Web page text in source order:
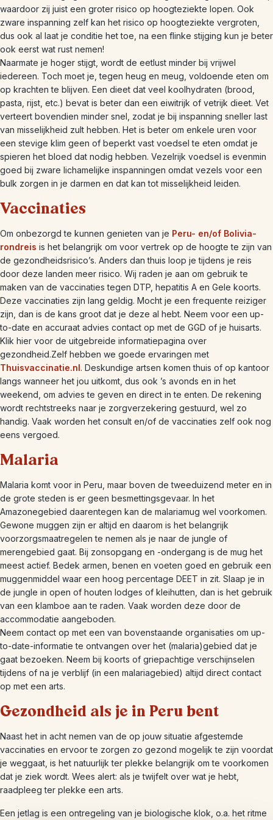
waardoor zij juist een groter risico op hoogteziekte lopen. Ook
zware inspanning zelf kan het risico op hoogteziekte vergroten,
dus ook al laat je conditie het toe, na een flinke stijging kun je beter
ook eerst wat rust nemen!
Naarmate je hoger stijgt, wordt de eetlust minder bij vrijwel
iedereen. Toch moet je, tegen heug en meug, voldoende eten om
op krachten te blijven. Een dieet dat veel koolhydraten (brood,
pasta, rijst, etc.) bevat is beter dan een eiwitrijk of vetrijk dieet. Vet
verteert bovendien minder snel, zodat je bij inspanning sneller last
van misselijkheid zult hebben. Het is beter om enkele uren voor
een stevige klim geen of beperkt vast voedsel te eten omdat je
spieren het bloed dat nodig hebben. Vezelrijk voedsel is evenmin
goed bij zware lichamelijke inspanningen omdat vezels voor een
bulk zorgen in je darmen en dat kan tot misselijkheid leiden.
Vaccinaties
Om onbezorgd te kunnen genieten van je Peru- en/of Bolivia-
rondreis is het belangrijk om voor vertrek op de hoogte te zijn van
de gezondheidsrisico’s. Anders dan thuis loop je tijdens je reis
door deze landen meer risico. Wij raden je aan om gebruik te
maken van de vaccinaties tegen DTP, hepatitis A en Gele koorts.
Deze vaccinaties zijn lang geldig. Mocht je een frequente reiziger
zijn, dan is de kans groot dat je deze al hebt. Neem voor een up-
to-date en accuraat advies contact op met de GGD of je huisarts.
Klik hier voor de uitgebreide informatiepagina over
gezondheid.Zelf hebben we goede ervaringen met
Thuisvaccinatie.nl. Deskundige artsen komen thuis of op kantoor
langs wanneer het jou uitkomt, dus ook ’s avonds en in het
weekend, om advies te geven en direct in te enten. De rekening
wordt rechtstreeks naar je zorgverzekering gestuurd, wel zo
handig. Vaak worden het consult en/of de vaccinaties zelf ook nog
eens vergoed.
Malaria
Malaria komt voor in Peru, maar boven de tweeduizend meter en in
de grote steden is er geen besmettingsgevaar. In het
Amazonegebied daarentegen kan de malariamug wel voorkomen.
Gewone muggen zijn er altijd en daarom is het belangrijk
voorzorgsmaatregelen te nemen als je naar de jungle of
merengebied gaat. Bij zonsopgang en -ondergang is de mug het
meest actief. Bedek armen, benen en voeten goed en gebruik een
muggenmiddel waar een hoog percentage DEET in zit. Slaap je in
de jungle in open of houten lodges of kleihutten, dan is het gebruik
van een klamboe aan te raden. Vaak worden deze door de
accommodatie aangeboden.
Neem contact op met een van bovenstaande organisaties om up-
to-date-informatie te ontvangen over het (malaria)gebied dat je
gaat bezoeken. Neem bij koorts of griepachtige verschijnselen
tijdens of na je verblijf (in een malariagebied) altijd direct contact
op met een arts.
Gezondheid als je in Peru bent
Naast het in acht nemen van de op jouw situatie afgestemde
vaccinaties en ervoor te zorgen zo gezond mogelijk te zijn voordat
je weggaat, is het natuurlijk ter plekke belangrijk om te voorkomen
dat je ziek wordt. Wees alert: als je twijfelt over wat je hebt,
raadpleeg ter plekke een arts.
Een jetlag is een ontregeling van je biologische klok, o.a. het ritme